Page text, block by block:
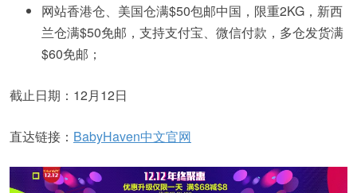
网站香港仓、美国仓满$50包邮中国，限重2KG，新西
兰仓满$50免邮，支持支付宝、微信付款，多仓发货满
$60免邮；
截止日期：12月12日
直达链接： BabyHaven中文官网